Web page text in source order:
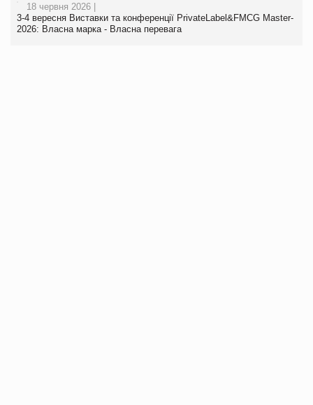
18 червня 2026 |
3-4 вересня Виставки та конференції PrivateLabel&FMCG Master-
2026: Власна марка - Власна перевага